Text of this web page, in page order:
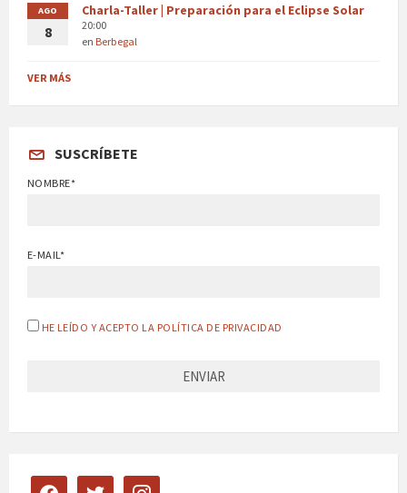
AGO
8
Charla-Taller | Preparación para el Eclipse Solar
20:00
en Berbegal
VER MÁS
SUSCRÍBETE
NOMBRE*
E-MAIL*
HE LEÍDO Y ACEPTO LA POLÍTICA DE PRIVACIDAD
facebook twitter instagram